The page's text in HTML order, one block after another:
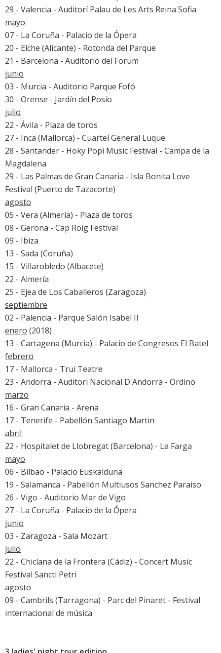
29 - Valencia - Auditorí Palau de Les Arts Reina Sofia
mayo
07 - La Coruña - Palacio de la Ópera
20 - Elche (Alicante) - Rotonda del Parque
21 - Barcelona - Auditorio del Forum
junio
03 - Murcia - Auditorio Parque Fofó
30 - Orense - Jardín del Posío
julio
22 - Ávila - Plaza de toros
27 - Inca (Mallorca) - Cuartel General Luque
28 - Santander - Hoky Popi Music Festival - Campa de la
Magdalena
29 - Las Palmas de Gran Canaria - Isla Bonita Love
Festival (Puerto de Tazacorte)
agosto
05 - Vera (Almería) - Plaza de toros
08 - Gerona - Cap Roig Festival
09 - Ibiza
13 - Sada (Coruña)
15 - Villarobledo (Albacete)
22 - Almería
25 - Ejea de Los Caballeros (Zaragoza)
septiembre
02 - Palencia - Parque Salón Isabel II
enero (2018)
13 - Cartagena (Murcia) - Palacio de Congresos El Batel
febrero
17 - Mallorca - Trui Teatre
23 - Andorra - Auditori Nacional D'Andorra - Ordino
marzo
16 - Gran Canaria - Arena
17 - Tenerife - Pabellón Santiago Martin
abril
22 - Hospitalet de Llobregat (Barcelona) - La Farga
mayo
06 - Bilbao - Palacio Euskalduna
19 - Salamanca - Pabellón Multiusos Sanchez Paraiso
26 - Vigo - Auditorio Mar de Vigo
27 - La Coruña - Palacio de la Ópera
junio
03 - Zaragoza - Sala Mozart
julio
22 - Chiclana de la Frontera (Cádiz) - Concert Music
Festival Sancti Petri
agosto
09 - Cambrils (Tarragona) - Parc del Pinaret - Festival
internacional de música